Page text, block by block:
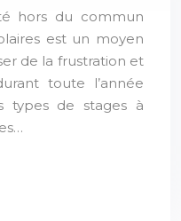
hors du commun
est un moyen
de la frustration et
toute l’année
types de stages à